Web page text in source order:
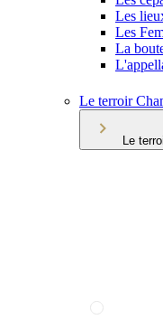
Les
Les
La
Le terroir
Le